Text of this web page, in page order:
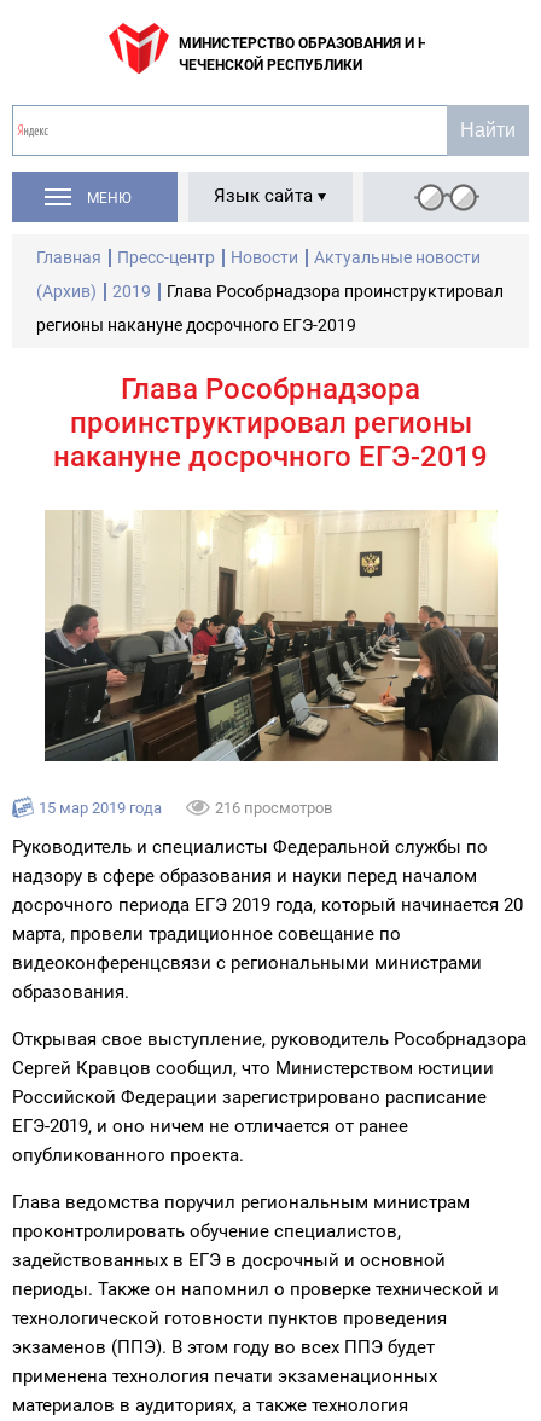
МИНИСТЕРСТВО ОБРАЗОВАНИЯ И НАУКИ
ЧЕЧЕНСКОЙ РЕСПУБЛИКИ
МЕНЮ Язык сайта
Главная Пресс-центр Новости
Актуальные новости
(Архив)
2019
Глава Рособрнадзора проинструктировал
регионы накануне досрочного ЕГЭ-2019
Глава Рособрнадзора
проинструктировал регионы
накануне досрочного ЕГЭ-2019
15 мар 2019 года 216 просмотров
Руководитель и специалисты Федеральной службы по
надзору в сфере образования и науки перед началом
досрочного периода ЕГЭ 2019 года, который начинается 20
марта, провели традиционное совещание по
видеоконференцсвязи с региональными министрами
образования.
Открывая свое выступление, руководитель Рособрнадзора
Сергей Кравцов сообщил, что Министерством юстиции
Российской Федерации зарегистрировано расписание
ЕГЭ-2019, и оно ничем не отличается от ранее
опубликованного проекта.
Глава ведомства поручил региональным министрам
проконтролировать обучение специалистов,
задействованных в ЕГЭ в досрочный и основной
периоды. Также он напомнил о проверке технической и
технологической готовности пунктов проведения
экзаменов (ППЭ). В этом году во всех ППЭ будет
применена технология печати экзаменационных
материалов в аудиториях, а также технология